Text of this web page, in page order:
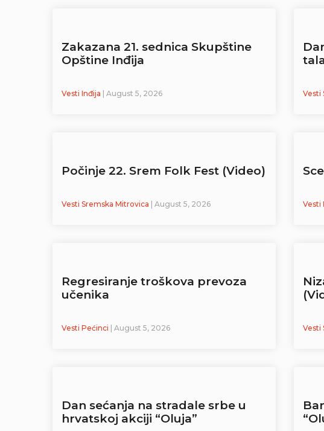
Zakazana 21. sednica Skupštine
Opštine Inđija
Vesti Inđija | August 5, 2026 Vesti
Počinje 22. Srem Folk Fest (Video)
Vesti Sremska Mitrovica | August 5, 2026 Vesti
Regresiranje troškova prevoza
učenika
Vesti Pećinci | August 5, 2026 Vesti
Dan sećanja na stradale srbe u
hrvatskoj akciji “Oluja”